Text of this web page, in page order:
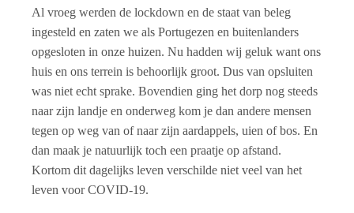
Al vroeg werden de lockdown en de staat van beleg
ingesteld en zaten we als Portugezen en buitenlanders
opgesloten in onze huizen. Nu hadden wij geluk want ons
huis en ons terrein is behoorlijk groot. Dus van opsluiten
was niet echt sprake. Bovendien ging het dorp nog steeds
naar zijn landje en onderweg kom je dan andere mensen
tegen op weg van of naar zijn aardappels, uien of bos. En
dan maak je natuurlijk toch een praatje op afstand.
Kortom dit dagelijks leven verschilde niet veel van het
leven voor COVID-19.